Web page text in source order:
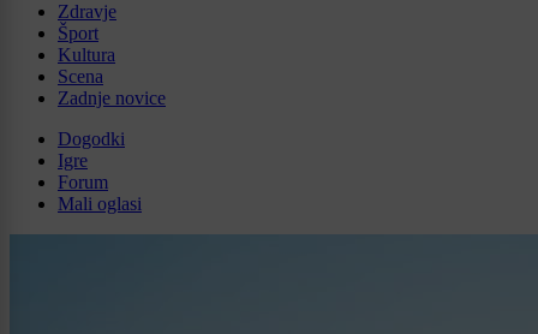
Zdravje
Šport
Kultura
Scena
Zadnje novice
Dogodki
Igre
Forum
Mali oglasi